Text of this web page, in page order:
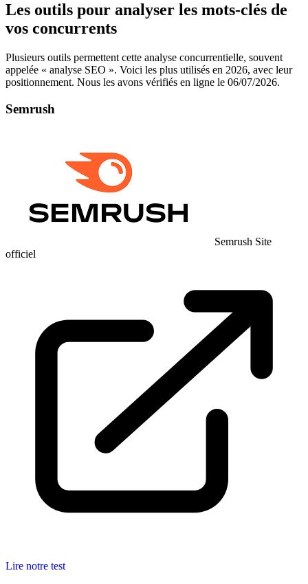
Les outils pour analyser les mots-clés de
vos concurrents
Plusieurs outils permettent cette analyse concurrentielle, souvent
appelée « analyse SEO ». Voici les plus utilisés en 2026, avec leur
positionnement. Nous les avons vérifiés en ligne le 06/07/2026.
Semrush
Semrush Site
officiel
Lire notre test